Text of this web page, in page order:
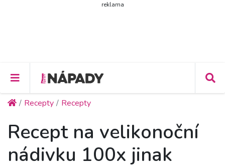
reklama
Recepty Recepty
Recept na velikonoční
nádivku 100x jinak